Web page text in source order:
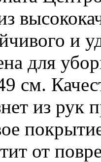
и
для
см.
из рук
от